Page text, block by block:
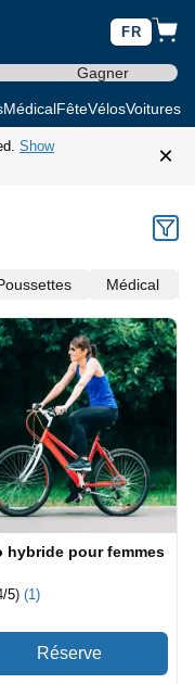
FR
Gagner
MédicalFêteVélosVoitures
Show
×
Médical
hybride pour femmes
/5) (1)